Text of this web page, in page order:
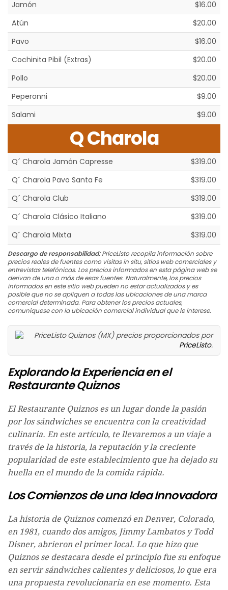
Jamón
$16.00
Atún
$20.00
Pavo
$16.00
Cochinita Pibil (Extras)
$20.00
Pollo
$20.00
Peperonni
$9.00
Salami
$9.00
Q Charola
Q´ Charola Jamón Capresse
$319.00
Q´ Charola Pavo Santa Fe
$319.00
Q´ Charola Club
$319.00
Q´ Charola Clásico Italiano
$319.00
Q´ Charola Mixta
$319.00
Descargo de responsabilidad:PriceListo recopila información sobre
precios reales de fuentes como visitas in situ, sitios web comerciales y
entrevistas telefónicas. Los precios informados en esta página web se
derivan de una o más de esas fuentes. Naturalmente, los precios
informados en este sitio web pueden no estar actualizados y es
posible que no se apliquen a todas las ubicaciones de una marca
comercial determinada. Para obtener los precios actuales,
comuníquese con la ubicación comercial individual que le interese.
Quiznos (MX) precios proporcionados por
PriceListo.
Explorando la Experiencia en el
Restaurante Quiznos
El Restaurante Quiznos es un lugar donde la pasión
por los sándwiches se encuentra con la creatividad
culinaria. En este artículo, te llevaremos a un viaje a
través de la historia, la reputación y la creciente
popularidad de este establecimiento que ha dejado su
huella en el mundo de la comida rápida.
Los Comienzos de una Idea Innovadora
La historia de Quiznos comenzó en Denver, Colorado,
en 1981, cuando dos amigos, Jimmy Lambatos y Todd
Disner, abrieron el primer local. Lo que hizo que
Quiznos se destacara desde el principio fue su enfoque
en servir sándwiches calientes y deliciosos, lo que era
una propuesta revolucionaria en ese momento. Esta